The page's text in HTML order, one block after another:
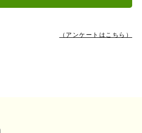
（アンケートはこちら）